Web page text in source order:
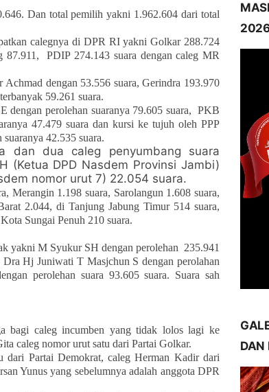
Dan total pemilih yakni 1.962.604 dari total
calegnya di DPR RI yakni Golkar 288.724
87.911,
PDIP 274.143 suara dengan caleg MR
dengan 53.556 suara, Gerindra 193.970
59.261 suara.
perolehan suaranya 79.605 suara, PKB
47.479 suara dan kursi ke tujuh oleh PPP
42.535 suara.
dan dua caleg penyumbang suara
(Ketua DPD Nasdem Provinsi Jambi)
nomor urut 7) 22.054 suara.
Merangin 1.198 suara, Sarolangun 1.608 suara,
2.044, di Tanjung Jabung Timur 514 suara,
Sungai Penuh 210 suara.
yakni M Syukur SH dengan perolehan 235.941
Hj Juniwati T Masjchun S dengan perolahan
perolehan suara 93.605 suara. Suara sah
bagi caleg incumben yang tidak lolos lagi ke
caleg nomor urut satu dari Partai Golkar.
dari Partai Demokrat, caleg Herman Kadir dari
Yunus yang sebelumnya adalah anggota DPR
DAN